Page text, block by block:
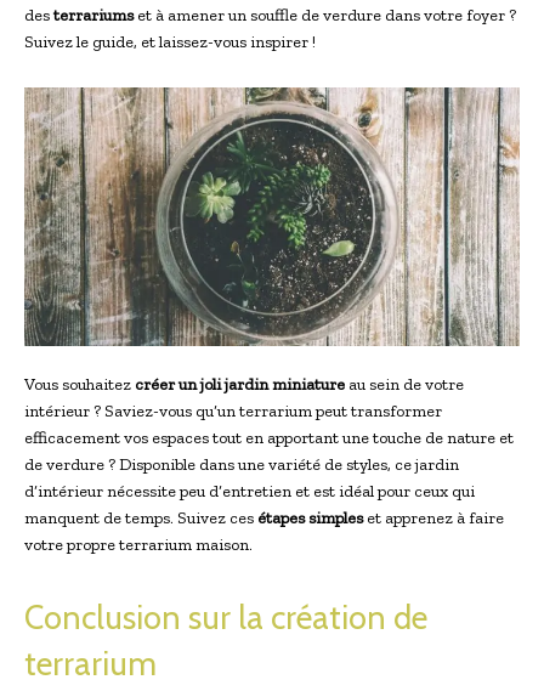
desterrariumset à amener un souffle de verdure dans votre foyer ?
Suivez le guide, et laissez-vous inspirer !
Vous souhaitez créer un joli jardin miniature au sein de votre
intérieur ? Saviez-vous qu’un terrarium peut transformer
efficacement vos espaces tout en apportant une touche de nature et
de verdure ? Disponible dans une variété de styles, ce jardin
d’intérieur nécessite peu d’entretien et est idéal pour ceux qui
manquent de temps. Suivez ces étapes simpleset apprenez à faire
votre propre terrarium maison.
Conclusion sur la création de
terrarium